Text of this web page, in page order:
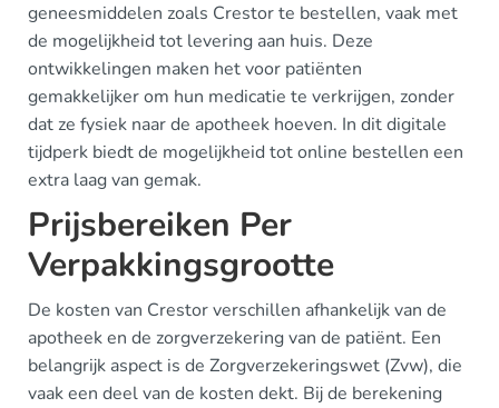
geneesmiddelen zoals Crestor te bestellen, vaak met
de mogelijkheid tot levering aan huis. Deze
ontwikkelingen maken het voor patiënten
gemakkelijker om hun medicatie te verkrijgen, zonder
dat ze fysiek naar de apotheek hoeven. In dit digitale
tijdperk biedt de mogelijkheid tot online bestellen een
extra laag van gemak.
Prijsbereiken Per
Verpakkingsgrootte
De kosten van Crestor verschillen afhankelijk van de
apotheek en de zorgverzekering van de patiënt. Een
belangrijk aspect is de Zorgverzekeringswet (Zvw), die
vaak een deel van de kosten dekt. Bij de berekening